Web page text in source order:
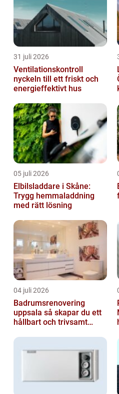
31 juli 2026
Ventilationskontroll
nyckeln till ett friskt och
energieffektivt hus
05 juli 2026
Elbilsladdare i Skåne:
Trygg hemmaladdning
med rätt lösning
04 juli 2026
Badrumsrenovering
uppsala så skapar du ett
hållbart och trivsamt